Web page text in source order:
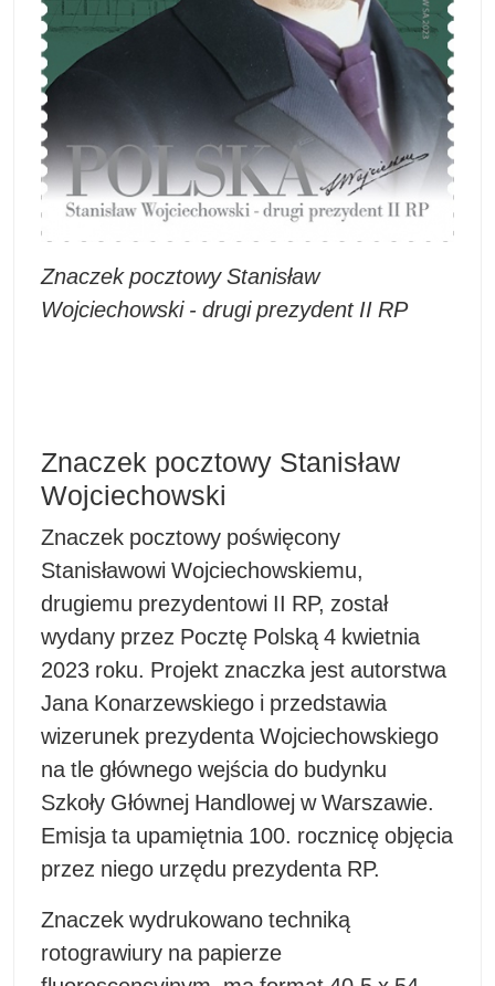
Znaczek pocztowy Stanisław
Wojciechowski - drugi prezydent II RP
Znaczek pocztowy Stanisław
Wojciechowski
Znaczek pocztowy poświęcony
Stanisławowi Wojciechowskiemu,
drugiemu prezydentowi II RP, został
wydany przez Pocztę Polską 4 kwietnia
2023 roku. Projekt znaczka jest autorstwa
Jana Konarzewskiego i przedstawia
wizerunek prezydenta Wojciechowskiego
na tle głównego wejścia do budynku
Szkoły Głównej Handlowej w Warszawie.
Emisja ta upamiętnia 100. rocznicę objęcia
przez niego urzędu prezydenta RP.
Znaczek wydrukowano techniką
rotograwiury na papierze